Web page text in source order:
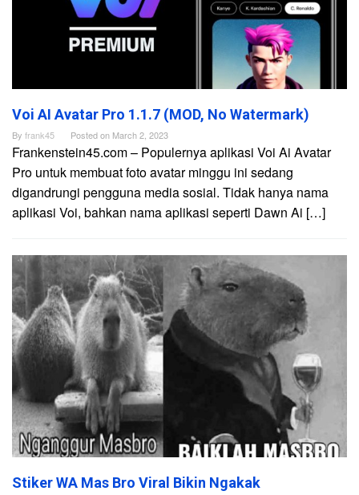
Voi AI Avatar Pro 1.1.7 (MOD, No Watermark)
By frank45 Posted on March 2, 2023
Frankenstein45.com – Populernya aplikasi Voi Ai Avatar
Pro untuk membuat foto avatar minggu ini sedang
digandrungi pengguna media sosial. Tidak hanya nama
aplikasi Voi, bahkan nama aplikasi seperti Dawn Ai […]
Stiker WA Mas Bro Viral Bikin Ngakak